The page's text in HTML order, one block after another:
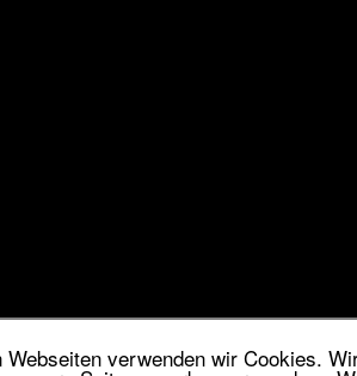
Webseiten verwenden wir Cookies.